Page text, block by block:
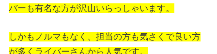
バーも有名な方が沢山いらっしゃいます。
しかもノルマもなく、担当の方も気さくで良い方
が多くライバーさんから人気です。